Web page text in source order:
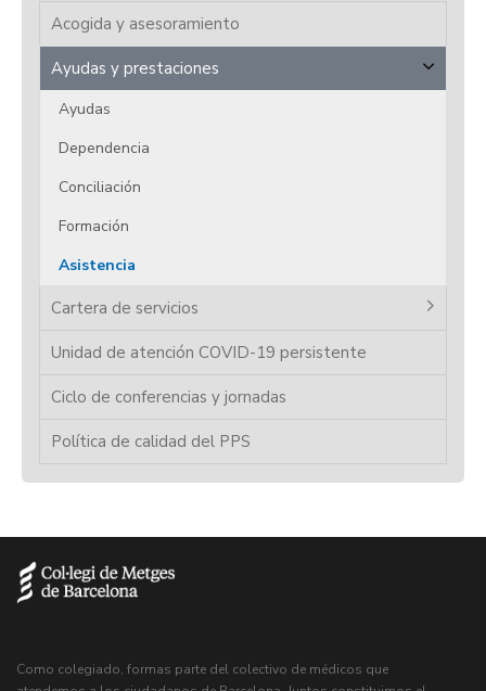
Acogida y asesoramiento
Ayudas y prestaciones
Ayudas
Dependencia
Conciliación
Formación
Asistencia
Cartera de servicios
Unidad de atención COVID-19 persistente
Ciclo de conferencias y jornadas
Política de calidad del PPS
Como colegiado, formas parte del colectivo de médicos que